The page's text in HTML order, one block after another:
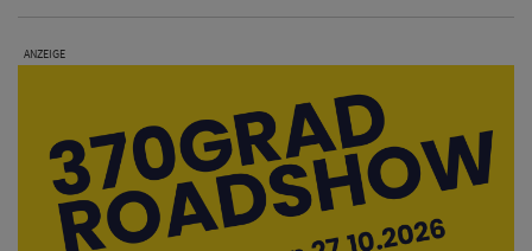
ANZEIGE